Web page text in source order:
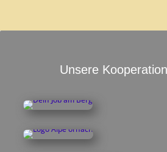
Unsere